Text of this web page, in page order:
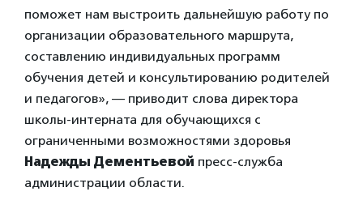
поможет нам выстроить дальнейшую работу по
организации образовательного маршрута,
составлению индивидуальных программ
обучения детей и консультированию родителей
и педагогов», — приводит слова директора
школы-интерната для обучающихся с
ограниченными возможностями здоровья
Надежды Дементьевой пресс-служба
администрации области.